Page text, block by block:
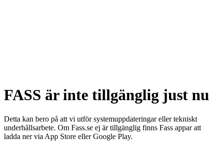
FASS är inte tillgänglig just nu
Detta kan bero på att vi utför systemuppdateringar eller tekniskt
underhållsarbete. Om Fass.se ej är tillgänglig finns Fass appar att
ladda ner via App Store eller Google Play.